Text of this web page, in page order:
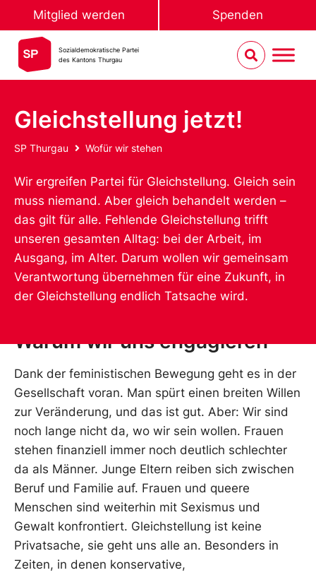
Mitglied werden Spenden
Sozialdemokratische Partei
des Kantons Thurgau
Gleichstellung jetzt!
SP Thurgau Wofür wir stehen
Wir ergreifen Partei für Gleichstellung. Gleich sein
muss niemand. Aber gleich behandelt werden –
das gilt für alle. Fehlende Gleichstellung trifft
unseren gesamten Alltag: bei der Arbeit, im
Ausgang, im Alter. Darum wollen wir gemeinsam
Verantwortung übernehmen für eine Zukunft, in
der Gleichstellung endlich Tatsache wird.
Warum wir uns engagieren
Dank der feministischen Bewegung geht es in der
Gesellschaft voran. Man spürt einen breiten Willen
zur Veränderung, und das ist gut. Aber: Wir sind
noch lange nicht da, wo wir sein wollen. Frauen
stehen finanziell immer noch deutlich schlechter
da als Männer. Junge Eltern reiben sich zwischen
Beruf und Familie auf. Frauen und queere
Menschen sind weiterhin mit Sexismus und
Gewalt konfrontiert. Gleichstellung ist keine
Privatsache, sie geht uns alle an. Besonders in
Zeiten, in denen konservative,